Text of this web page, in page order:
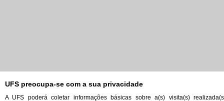
UFS preocupa-se com a sua privacidade
A UFS poderá coletar informações básicas sobre a(s) visita(s)